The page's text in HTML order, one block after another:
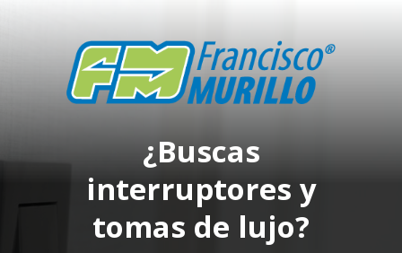
¿Buscas
interruptores y
tomas de lujo?